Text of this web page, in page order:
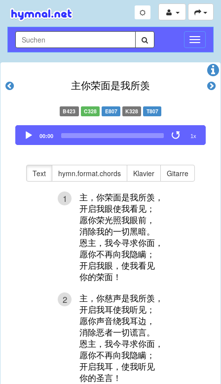
主你荣面是我所羡
B423 C328 E807 K328 T807
Audio
Player
00:00 1x
Text hymn.format.chords Klavier Gitarre
1
主，你荣面是我所羡，
开启我眼使我看见；
愿你荣光照我眼前，
消除我的一切黑暗。
恩主，我今寻求你面，
愿你不再向我隐瞒；
开启我眼，使我看见
你的荣面！
2
主，你慈声是我所羡，
开启我耳使我听见；
愿你声音绕我耳边，
消除恶者一切谎言。
恩主，我今寻求你面，
愿你不再向我隐瞒；
开启我耳，使我听见
你的圣言！